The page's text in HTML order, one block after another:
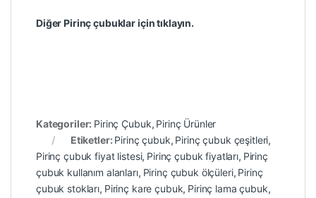
Diğer Pirinç çubuklar için tıklayın.
Kategoriler: Pirinç Çubuk, Pirinç Ürünler
Etiketler: Pirinç çubuk, Pirinç çubuk çeşitleri,
Pirinç çubuk fiyat listesi, Pirinç çubuk fiyatları, Pirinç
çubuk kullanım alanları, Pirinç çubuk ölçüleri, Pirinç
çubuk stokları, Pirinç kare çubuk, Pirinç lama çubuk,